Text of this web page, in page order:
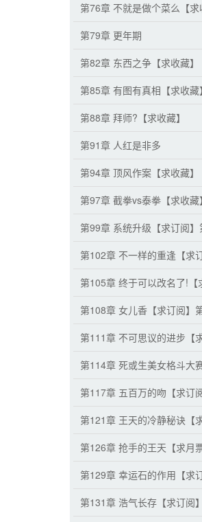
第76章 不就是做个菜么【求
第79章 更年期
第82章 东西之争【求收藏】
第85章 有图有真相【求收藏】
第88章 拜师?【求收藏】
第91章 人红是非多
第94章 顶风作案【求收藏】
第97章 截拳vs泰拳【求收藏】
第99章 系统升级【求订阅】
第102章 不一样的重逢【求
第105章 终于可以改名了!【
第108章 女儿香【求订阅】
第111章 不可思议的进步【
第114章 死或生美女格斗大
第117章 五百万的吻【求订
第121章 王天的冷静秘诀【
第126章 抢手的王天【求月
第129章 幸运石的作用【求订
第131章 浩气长存【求订阅】